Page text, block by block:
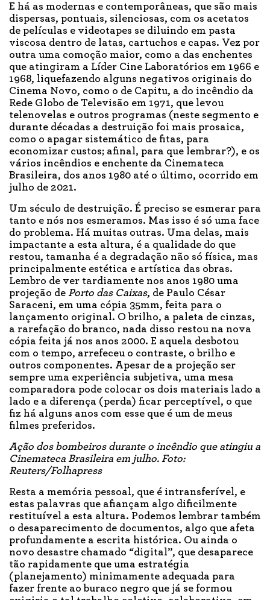
E há as modernas e contemporâneas, que são mais
dispersas, pontuais, silenciosas, com os acetatos
de películas e videotapes se diluindo em pasta
viscosa dentro de latas, cartuchos e capas. Vez por
outra uma comoção maior, como a das enchentes
que atingiram a Líder Cine Laboratórios em 1966 e
1968, liquefazendo alguns negativos originais do
Cinema Novo, como o de Capitu, a do incêndio da
Rede Globo de Televisão em 1971, que levou
telenovelas e outros programas (neste segmento e
durante décadas a destruição foi mais prosaica,
como o apagar sistemático de fitas, para
economizar custos; afinal, para que lembrar?), e os
vários incêndios e enchente da Cinemateca
Brasileira, dos anos 1980 até o último, ocorrido em
julho de 2021.
Um século de destruição. É preciso se esmerar para
tanto e nós nos esmeramos. Mas isso é só uma face
do problema. Há muitas outras. Uma delas, mais
impactante a esta altura, é a qualidade do que
restou, tamanha é a degradação não só física, mas
principalmente estética e artística das obras.
Lembro de ver tardiamente nos anos 1980 uma
projeção de Porto das Caixas, de Paulo César
Saraceni, em uma cópia 35mm, feita para o
lançamento original. O brilho, a paleta de cinzas,
a rarefação do branco, nada disso restou na nova
cópia feita já nos anos 2000. E aquela desbotou
com o tempo, arrefeceu o contraste, o brilho e
outros componentes. Apesar de a projeção ser
sempre uma experiência subjetiva, uma mesa
comparadora pode colocar os dois materiais lado a
lado e a diferença (perda) ficar perceptível, o que
fiz há alguns anos com esse que é um de meus
filmes preferidos.
Ação dos bombeiros durante o incêndio que atingiu a
Cinemateca Brasileira em julho. Foto:
Reuters/Folhapress
Resta a memória pessoal, que é intransferível, e
estas palavras que afiançam algo dificilmente
restituível a esta altura. Podemos lembrar também
o desaparecimento de documentos, algo que afeta
profundamente a escrita histórica. Ou ainda o
novo desastre chamado “digital”, que desaparece
tão rapidamente que uma estratégia
(planejamento) minimamente adequada para
fazer frente ao buraco negro que já se formou